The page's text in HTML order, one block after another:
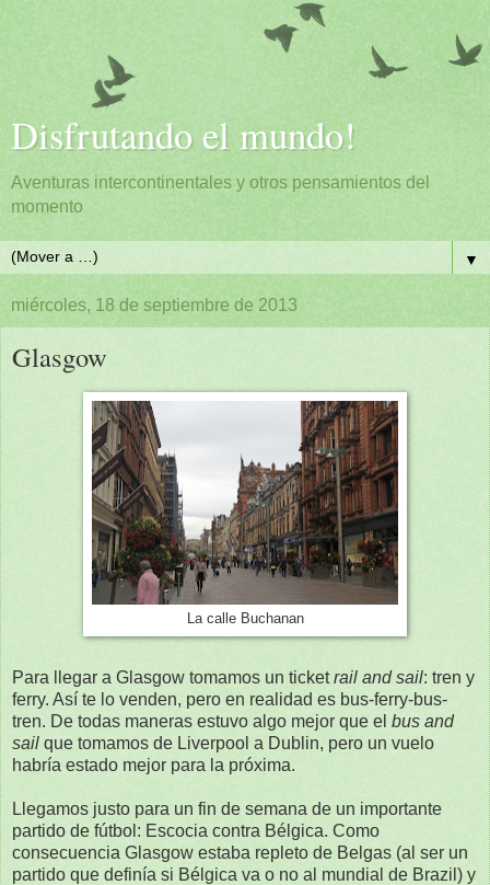
Disfrutando el mundo!
Aventuras intercontinentales y otros pensamientos del
momento
▼
miércoles, 18 de septiembre de 2013
Glasgow
La calle Buchanan
Para llegar a Glasgow tomamos un ticketrail and sail: tren y
ferry. Así te lo venden, pero en realidad es bus-ferry-bus-
tren. De todas maneras estuvo algo mejor que el bus and
sail que tomamos de Liverpool a Dublin, pero un vuelo
habría estado mejor para la próxima.
Llegamos justo para un fin de semana de un importante
partido de fútbol: Escocia contra Bélgica. Como
consecuencia Glasgow estaba repleto de Belgas (al ser un
partido que definía si Bélgica va o no al mundial de Brazil) y